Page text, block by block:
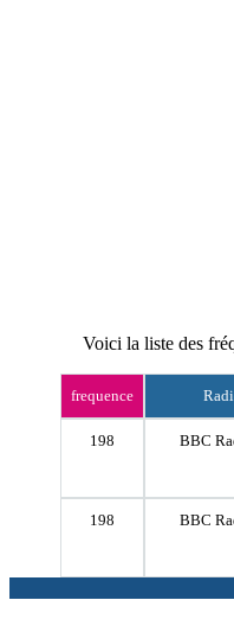
Voici la liste des
frequence
198 BBC
198 BBC